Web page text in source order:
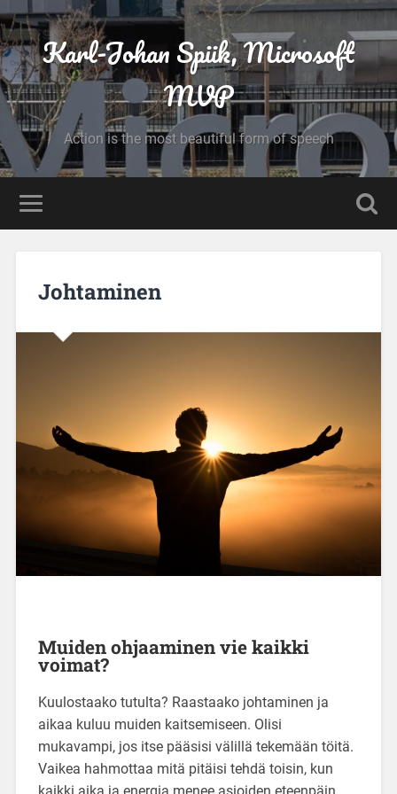
Karl-Johan Spiik, Microsoft
MVP
Action is the most beautiful form of speech
Johtaminen
Muiden ohjaaminen vie kaikki
voimat?
Kuulostaako tutulta? Raastaako johtaminen ja
aikaa kuluu muiden kaitsemiseen. Olisi
mukavampi, jos itse pääsisi välillä tekemään töitä.
Vaikea hahmottaa mitä pitäisi tehdä toisin, kun